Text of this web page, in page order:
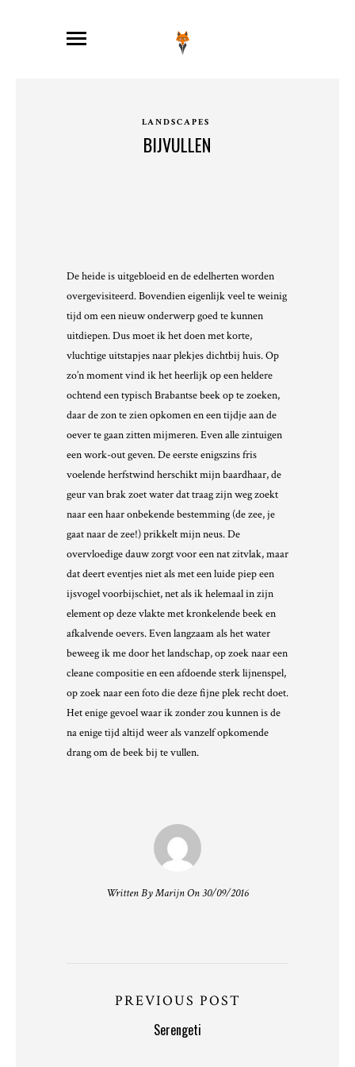
LANDSCAPES
BIJVULLEN
De heide is uitgebloeid en de edelherten worden
overgevisiteerd. Bovendien eigenlijk veel te weinig
tijd om een nieuw onderwerp goed te kunnen
uitdiepen. Dus moet ik het doen met korte,
vluchtige uitstapjes naar plekjes dichtbij huis. Op
zo’n moment vind ik het heerlijk op een heldere
ochtend een typisch Brabantse beek op te zoeken,
daar de zon te zien opkomen en een tijdje aan de
oever te gaan zitten mijmeren. Even alle zintuigen
een work-out geven. De eerste enigszins fris
voelende herfstwind herschikt mijn baardhaar, de
geur van brak zoet water dat traag zijn weg zoekt
naar een haar onbekende bestemming (de zee, je
gaat naar de zee!) prikkelt mijn neus. De
overvloedige dauw zorgt voor een nat zitvlak, maar
dat deert eventjes niet als met een luide piep een
ijsvogel voorbijschiet, net als ik helemaal in zijn
element op deze vlakte met kronkelende beek en
afkalvende oevers. Even langzaam als het water
beweeg ik me door het landschap, op zoek naar een
cleane compositie en een afdoende sterk lijnenspel,
op zoek naar een foto die deze fijne plek recht doet.
Het enige gevoel waar ik zonder zou kunnen is de
na enige tijd altijd weer als vanzelf opkomende
drang om de beek bij te vullen.
Written By Marijn On 30/09/2016
PREVIOUS POST
Serengeti